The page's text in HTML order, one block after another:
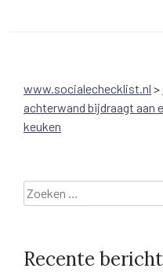
www.socialechecklist.nl >
achterwand bijdraagt aan
keuken
Zoeken
naar:
Recente